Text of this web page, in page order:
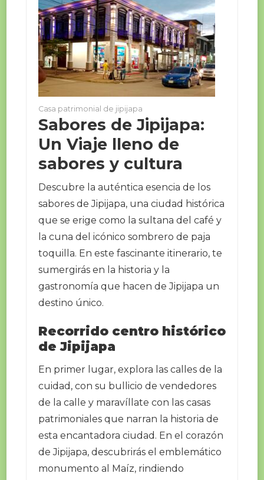
Casa patrimonial de jipijapa
Sabores de Jipijapa:
Un Viaje lleno de
sabores y cultura
Descubre la auténtica esencia de los
sabores de Jipijapa, una ciudad histórica
que se erige como la sultana del café y
la cuna del icónico sombrero de paja
toquilla. En este fascinante itinerario, te
sumergirás en la historia y la
gastronomía que hacen de Jipijapa un
destino único.
Recorrido centro histórico
de Jipijapa
En primer lugar, explora las calles de la
cuidad, con su bullicio de vendedores
de la calle y maravíllate con las casas
patrimoniales que narran la historia de
esta encantadora ciudad. En el corazón
de Jipijapa, descubrirás el emblemático
monumento al Maíz, rindiendo